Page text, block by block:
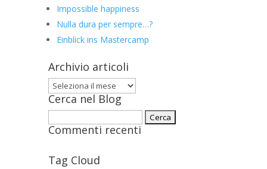
Impossible happiness
Nulla dura per sempre…?
Einblick ins Mastercamp
Archivio articoli
Archivio
articoli
Cerca nel Blog
per:
Commenti recenti
Tag Cloud